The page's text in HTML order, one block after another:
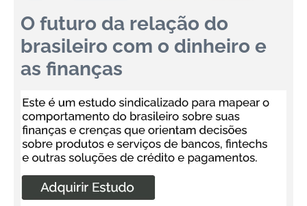
O futuro da relação do
brasileiro com o dinheiro e
as finanças